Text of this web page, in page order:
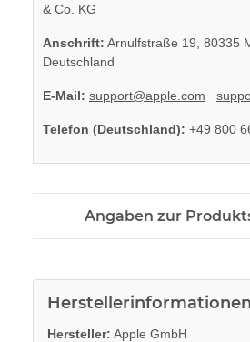
& Co. KG
Anschrift: Arnulfstraße 19, 80335
Deutschland
E-Mail: support@apple.com
Telefon (Deutschland): +49 800
Angaben zur
Hersteller: Apple GmbH